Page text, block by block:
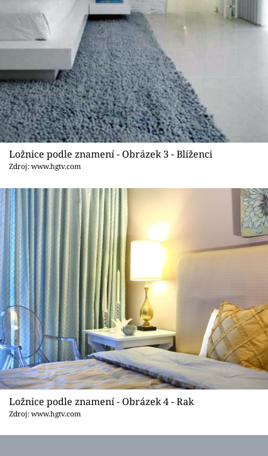
Ložnice podle znamení - Obrázek 3 - Blíženci
Zdroj: www.hgtv.com
Ložnice podle znamení - Obrázek 4 - Rak
Zdroj: www.hgtv.com